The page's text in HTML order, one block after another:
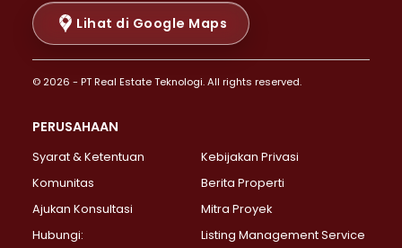
Properti Dijual di Kramat >
Properti Dijual di Pasar Baru >
Properti Dijual di Bendungan Hilir >
Properti Dijual di Jakarta Selatan >
Properti Dijual di Lebak Bulus >
Properti Dijual di Gandaria Selatan >
Properti Dijual di Pondok Labu >
Properti Dijual di Lenteng Agung >
Lihat di Google Maps
© 2026 - PT Real Estate Teknologi. All rights reserved.
PERUSAHAAN
Syarat & Ketentuan
Kebijakan Privasi
Komunitas
Berita Properti
Ajukan Konsultasi
Mitra Proyek
Hubungi:
Listing Management Service